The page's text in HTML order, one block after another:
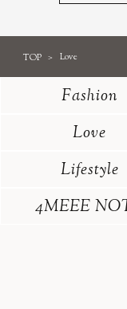
TOP Love
Fashion
Love
Lifestyle
4MEEE